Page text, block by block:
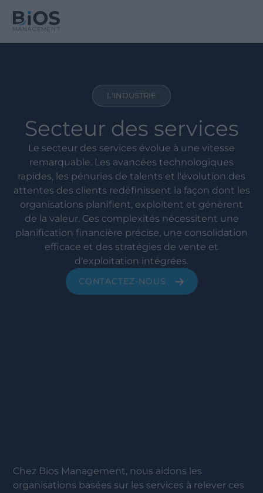
L'INDUSTRIE
Secteur des services
Le secteur des services évolue à une vitesse
remarquable. Les avancées technologiques
rapides, les pénuries de talents et l'évolution des
attentes des clients redéfinissent la façon dont les
organisations planifient, exploitent et génèrent
de la valeur. Ces complexités nécessitent une
planification financière précise, une consolidation
efficace et des stratégies de vente et
d'exploitation intégrées.
CONTACTEZ-NOUS
Chez Bios Management, nous aidons les
organisations basées sur les services à relever ces